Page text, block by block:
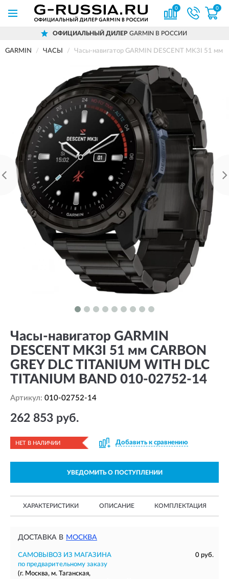
0 0
ОФИЦИАЛЬНЫЙ ДИЛЕРGARMIN В РОССИИ
GARMIN ЧАСЫ Часы-навигатор GARMIN DESCENT MK3I 51 мм
Часы-навигатор GARMIN
DESCENT MK3I 51 мм CARBON
GREY DLC TITANIUM WITH DLC
TITANIUM BAND 010-02752-14
Артикул: 010-02752-14
262 853 руб.
НЕТ В НАЛИЧИИ Добавить к сравнению
УВЕДОМИТЬ О ПОСТУПЛЕНИИ
ХАРАКТЕРИСТИКИ ОПИСАНИЕ КОМПЛЕКТАЦИЯ
ДОСТАВКА В МОСКВА
САМОВЫВОЗ ИЗ МАГАЗИНА
0 руб.
по предварительному заказу
(г. Москва, м. Таганская,